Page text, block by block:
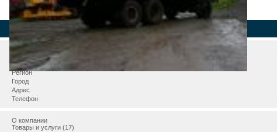
Страна
Регион
Город
Адрес
Телефон
О компании
Товары и услуги (17)